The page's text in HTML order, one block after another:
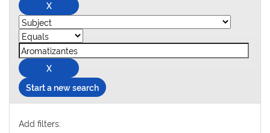
Start a new search
Add filters: